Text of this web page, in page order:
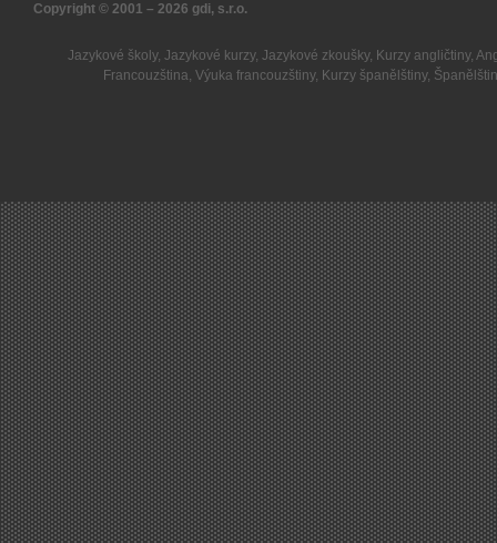
Copyright © 2001 – 2026 gdi, s.r.o.
Jazykové školy, Jazykové kurzy, Jazykové zkoušky, Kurzy angličtiny,
Francouzština,Výuka francouzštiny, Kurzy španělštiny,